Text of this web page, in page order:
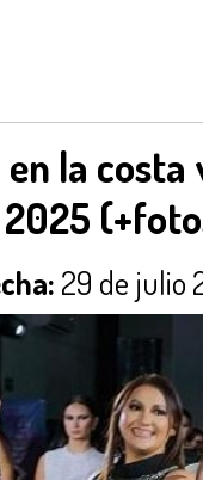
la
2025
29 de julio